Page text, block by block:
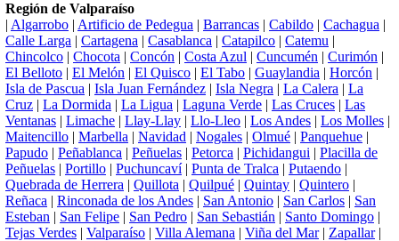
Región de Valparaíso
| Algarrobo | Artificio de Pedegua | Barrancas | Cabildo | Cachagua |
Calle Larga | Cartagena | Casablanca | Catapilco | Catemu |
Chincolco | Chocota | Concón | Costa Azul | Cuncumén | Curimón |
El Belloto | El Melón | El Quisco | El Tabo | Guaylandia | Horcón |
Isla de Pascua | Isla Juan Fernández | Isla Negra | La Calera | La
Cruz | La Dormida | La Ligua | Laguna Verde | Las Cruces | Las
Ventanas | Limache | Llay-Llay | Llo-Lleo | Los Andes | Los Molles |
Maitencillo | Marbella | Navidad | Nogales | Olmué | Panquehue |
Papudo | Peñablanca | Peñuelas | Petorca | Pichidangui | Placilla de
Peñuelas | Portillo | Puchuncaví| Punta de Tralca | Putaendo |
Quebrada de Herrera | Quillota | Quilpué | Quintay | Quintero |
Reñaca | Rinconada de los Andes | San Antonio | San Carlos | San
Esteban | San Felipe | San Pedro | San Sebastián | Santo Domingo |
Tejas Verdes | Valparaíso | Villa Alemana | Viña del Mar| Zapallar|